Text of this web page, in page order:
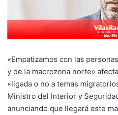
«Empatizamos con las
y de la macrozona norte»
«ligada o no a temas
Ministro del Interior y
anunciando que llegará este